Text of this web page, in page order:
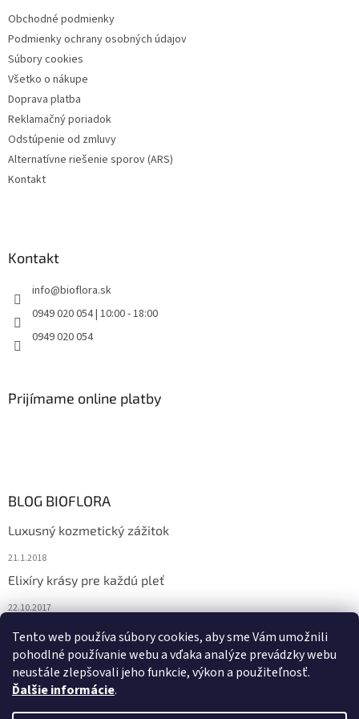
Tento web používa súbory cookies, aby sme Vám umožnili
pohodlné používanie webu a vďaka analýze prevádzky webu
neustále zlepšovali jeho funkcie, výkon a použiteľnosť.
Ďalšie informácie.
Obchodné podmienky
Podmienky ochrany osobných údajov
Súbory cookies
Všetko o nákupe
Doprava platba
Reklamačný poriadok
Odstúpenie od zmluvy
Alternatívne riešenie sporov (ARS)
Kontakt
Kontakt
info@bioflora.sk
0949 020 054 | 10:00 - 18:00
0949 020 054
Prijímame online platby
BLOG BIOFLORA
Luxusný kozmetický zážitok
21.1.2018
Elixíry krásy pre každú pleť
22.10.2017
Spoznajte prírodnú kozmetiku Sante
10.10.2017